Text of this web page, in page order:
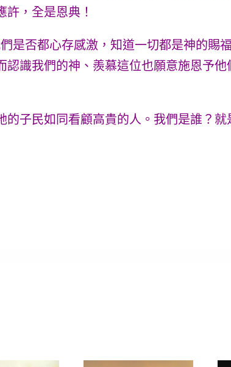
，全是恩典！
是否都心存感激，知道一切都是神的賜
識我們的神、羨慕這位也願意施恩予他
子民如同看顧高貴的人。我們是誰？就